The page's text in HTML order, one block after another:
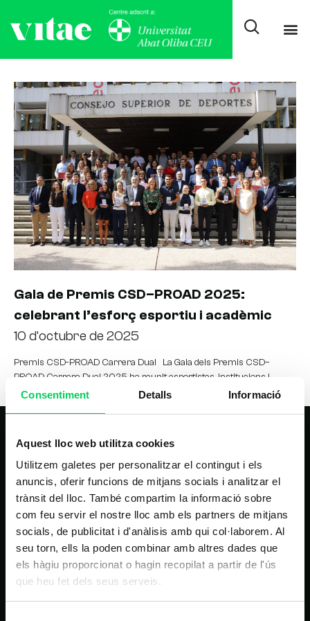
Consentiment Detalls Informació
Aquest lloc web utilitza cookies
Utilitzem galetes per personalitzar el contingut i els
anuncis, oferir funcions de mitjans socials i analitzar el
trànsit del lloc. També compartim la informació sobre
com feu servir el nostre lloc amb els partners de mitjans
socials, de publicitat i d'anàlisis amb qui col·laborem. Al
seu torn, ells la poden combinar amb altres dades que
els hàgiu proporcionat o hagin recopilat a partir de l'ús
que heu fet dels seus serveis.
Gala de Premis CSD–PROAD 2025:
celebrant l’esforç esportiu i acadèmic
10 d'octubre de 2025
Premis CSD-PROAD Carrera Dual La Gala dels Premis CSD–
PROAD Carrera Dual 2025 ha reunit esportistes, institucions i
entitats compromeses amb el desenvolupament integral del
NAVEGACIÓ PRINCIPAL
Inici
Estudis